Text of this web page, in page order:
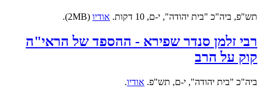
תש"פ, ביה"כ "בית יהודה", י-ם, 10 דקות. אודיו (2MB).
רבי זלמן סנדר שפירא - ההספד של הראי"ה
קוק על הרב
ביה"כ "בית יהודה", י-ם, תש"פ. אודיו.